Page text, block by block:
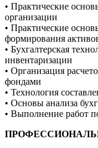
• Практические
организации
• Практические
формирования
• Бухгалтерская
инвентаризации
• Организация
фондами
• Технология
• Основы анализа
• Выполнение работ